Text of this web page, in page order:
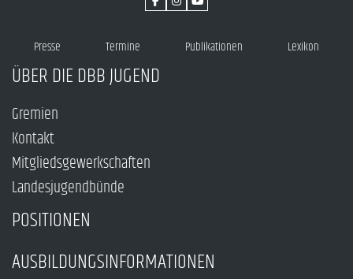
Presse Termine Publikationen Lexikon
ÜBER DIE DBB JUGEND
Gremien
Kontakt
Mitgliedsgewerkschaften
Landesjugendbünde
POSITIONEN
AUSBILDUNGSINFORMATIONEN